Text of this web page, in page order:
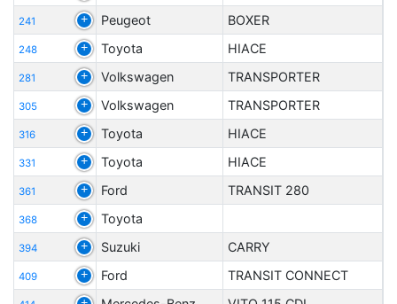
241 Peugeot BOXER
248 Toyota HIACE
281 Volkswagen TRANSPORTER
305 Volkswagen TRANSPORTER
316 Toyota HIACE
331 Toyota HIACE
361 Ford TRANSIT 280
368 Toyota
394 Suzuki CARRY
409 Ford TRANSIT CONNECT